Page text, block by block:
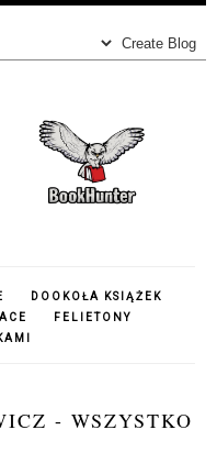
DOOKOŁA KSIĄŻEK
FELIETONY
- WSZYSTKO